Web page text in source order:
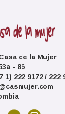
de la Mujer
- 86
1) 222 9172 / 222